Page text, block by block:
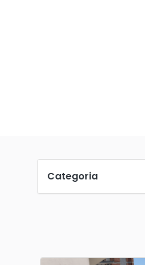
Categoria